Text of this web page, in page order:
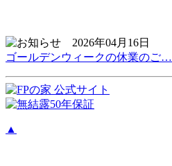
2026年04月16日
ゴールデンウィークの休業のご…
▲